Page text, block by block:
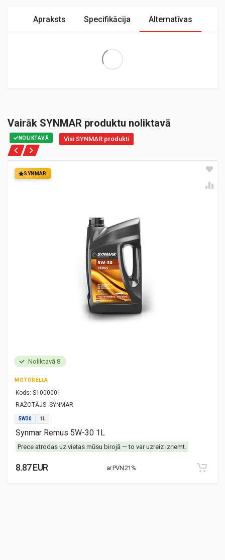
Apraksts Specifikācija Alternatīvas
Extra Large
Vairāk SYNMAR produktu noliktavā
NOLIKTAVĀ Visi SYNMAR produkti
SYNMAR
Noliktavā 8
MOTOREĻĻA
Kods: S1000001
RAŽOTĀJS: SYNMAR
5W30 1L
Synmar Remus 5W-30 1L
Prece atrodas uz vietas mūsu birojā — to var uzreiz izņemt.
8.87 EUR ar PVN 21%